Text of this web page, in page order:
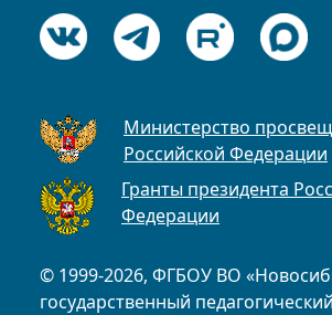
© 1999-2026, ФГБОУ ВО
государственный педагогический
Министерство
Российской Федерации
Гранты президента
Федерации